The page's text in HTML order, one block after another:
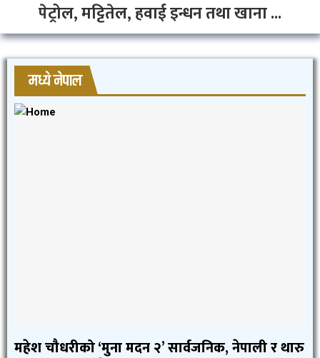
पेट्रोल, मट्टितेल, हवाई इन्धन तथा खाना ...
मध्ये नेपाल
महेश चौधरीको ‘मुना मदन २’ सार्वजनिक, नेपाली र थारु